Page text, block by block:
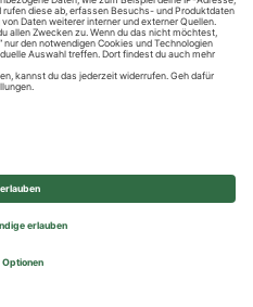
Einstellungen
- All rights reserved